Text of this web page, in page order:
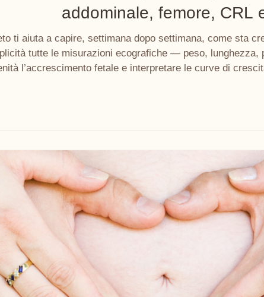
addominale, femore, CRL
ti aiuta a capire, settimana dopo settimana, come sta
tutte le misurazioni ecografiche — peso, lunghezza,
l’accrescimento fetale e interpretare le curve di